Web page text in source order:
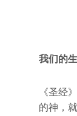
我们的
《圣经
的神，